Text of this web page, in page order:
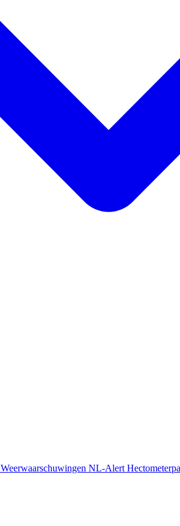
Weerwaarschuwingen NL-Alert